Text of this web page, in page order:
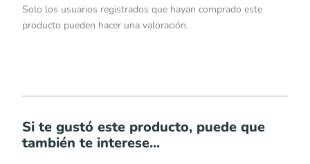
Solo los usuarios registrados que hayan comprado este
producto pueden hacer una valoración.
Si te gustó este producto, puede que
también te interese...